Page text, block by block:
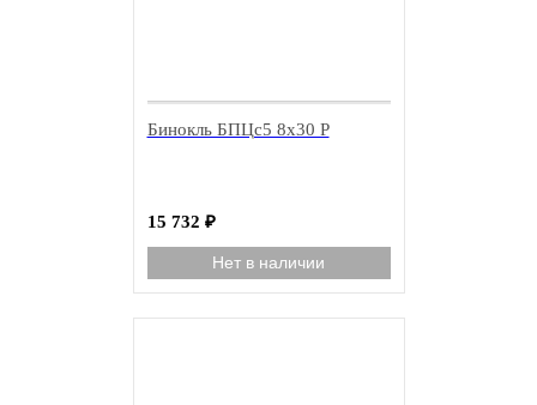
Бинокль БПЦс5 8x30 Р
15 732 ₽
Нет в наличии